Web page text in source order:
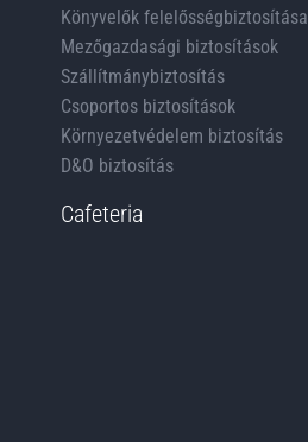
Könyvelők felelősségbiztosítása
Mezőgazdasági biztosítások
Szállítmánybiztosítás
Csoportos biztosítások
Környezetvédelem biztosítás
D&O biztosítás
Cafeteria